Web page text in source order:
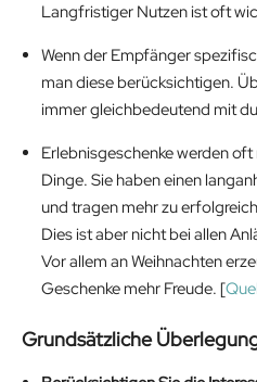
Langfristiger Nutzen ist oft
Wenn der Empfänger
man diese berücksichtigen.
immer gleichbedeutend mit
Erlebnisgeschenke werden
Dinge. Sie haben einen
und tragen mehr zu
Dies ist aber nicht bei allen
Vor allem an Weihnachten
Geschenke mehr Freude. [
Grundsätzliche